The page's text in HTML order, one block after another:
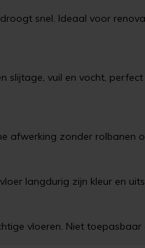
snel. Ideaal voor
slijtage, vuil en vocht,
afwerking zonder rolbanen
langdurig zijn kleur en
vloeren. Niet